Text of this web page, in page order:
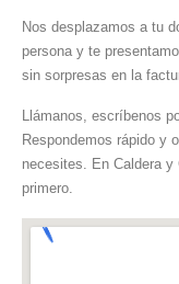
Nos desplazamos a tu
persona y te
sin sorpresas en la
Llámanos, escríbenos
Respondemos rápido y
necesites. En Caldera
primero.